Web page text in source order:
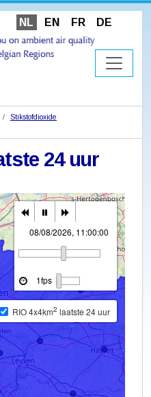
NL EN FR DE
Stikstofdioxide
24 uur